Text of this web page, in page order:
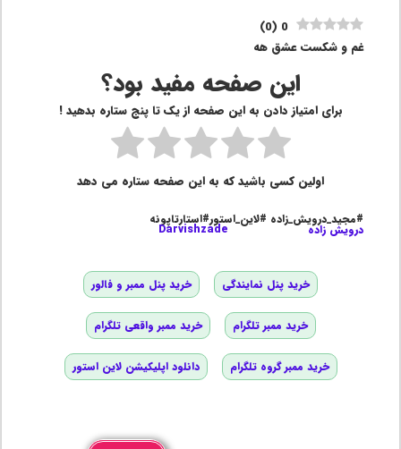
0
(
0
)
غم و شکست عشق هه
این صفحه مفید بود؟
برای امتیاز دادن به این صفحه از یک تا پنج ستاره بدهید !
اولین کسی باشید که به این صفحه ستاره می دهد
#مجید_درویش_زاده #لاین_استور#استارتاپونه
درویش زاده Darvishzade
خرید پنل نمایندگی خرید پنل ممبر و فالور
خرید ممبر تلگرام خرید ممبر واقعی تلگرام
خرید ممبر گروه تلگرام دانلود اپلیکیشن لاین استور